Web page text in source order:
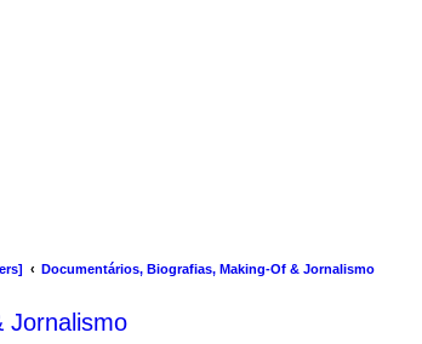
Documentários, Biografias, Making-Of & Jornalismo
Jornalismo